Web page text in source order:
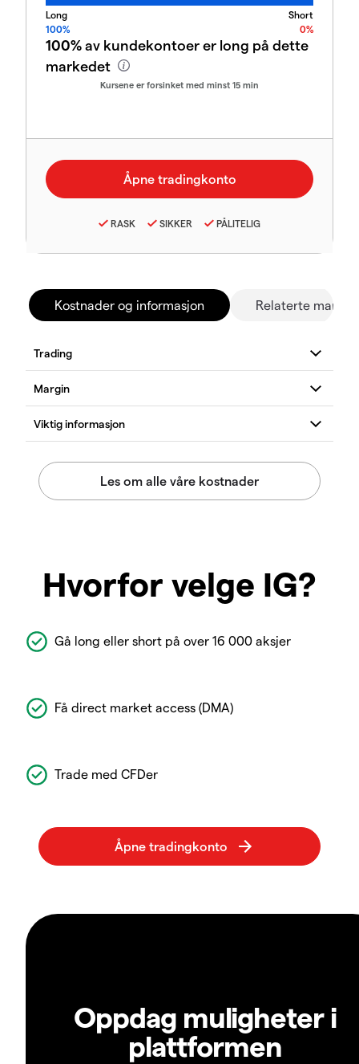
Long
Short
100%
0%
100%av kundekontoer er long på dette
markedet
Kursene er forsinket med minst 15 min
RASK SIKKER PÅLITELIG
Kostnader og informasjon Relaterte
Hvorfor velge IG?
Gå long eller short på over 16 000 aksjer
Få direct market access (DMA)
Trade med CFDer
Oppdag muligheter i
plattformen